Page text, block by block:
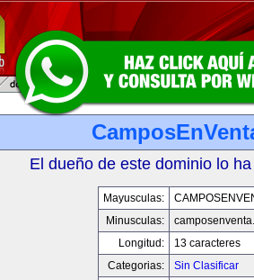
El dueño de este dominio lo
Mayusculas:
Minusculas:
Longitud:
13 caracteres
Categorias:
Sin Clasificar